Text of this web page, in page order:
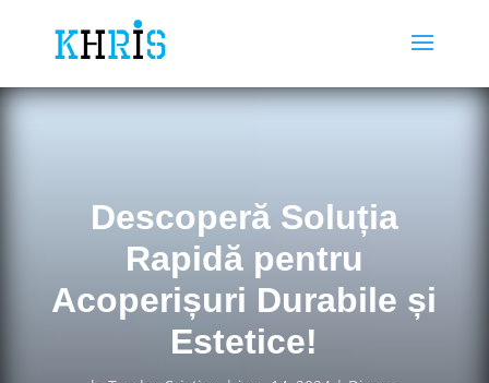
Descoperă Soluția
Rapidă pentru
Acoperișuri Durabile și
Estetice!